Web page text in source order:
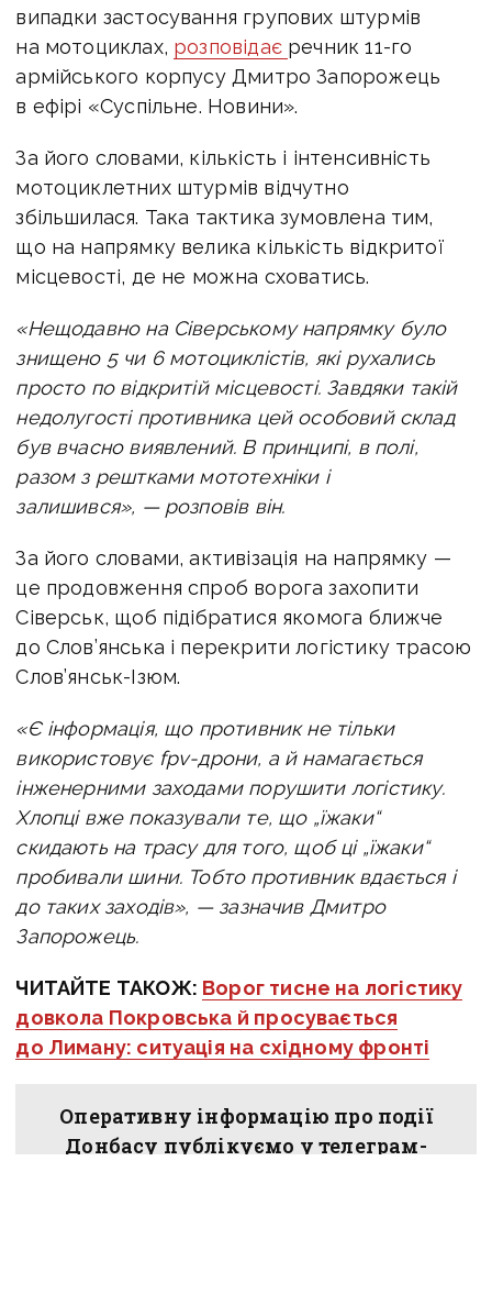
випадки застосування групових штурмів
на мотоциклах, розповідає речник 11-го
армійського корпусу Дмитро Запорожець
в ефірі «Суспільне. Новини».
За його словами, кількість і інтенсивність
мотоциклетних штурмів відчутно
збільшилася. Така тактика зумовлена тим,
що на напрямку велика кількість відкритої
місцевості, де не можна сховатись.
«Нещодавно на Сіверському напрямку було
знищено 5 чи 6 мотоциклістів, які рухались
просто по відкритій місцевості. Завдяки такій
недолугості противника цей особовий склад
був вчасно виявлений. В принципі, в полі,
разом з рештками мототехніки і
залишився», — розповів він.
За його словами, активізація на напрямку —
це продовження спроб ворога захопити
Сіверськ, щоб підібратися якомога ближче
до Слов’янська і перекрити логістику трасою
Слов’янськ-Ізюм.
«Є інформація, що противник не тільки
використовує fpv-дрони, а й намагається
інженерними заходами порушити логістику.
Хлопці вже показували те, що „їжаки“
скидають на трасу для того, щоб ці „їжаки“
пробивали шини. Тобто противник вдається і
до таких заходів», — зазначив Дмитро
Запорожець.
ЧИТАЙТЕ ТАКОЖ: Ворог тисне на логістику
довкола Покровська й просувається
до Лиману: ситуація на східному фронті
Оперативну інформацію про події
Донбасу публікуємо у телеграм-